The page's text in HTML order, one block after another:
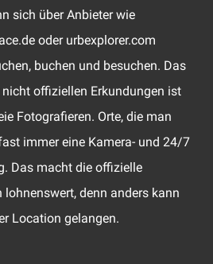
sich über Anbieter wie
oder urbexplorer.com
buchen und besuchen. Das
nicht offiziellen Erkundungen ist
Fotografieren. Orte, die man
immer eine Kamera- und 24/7
Das macht die offizielle
denn anders kann
Location gelangen.